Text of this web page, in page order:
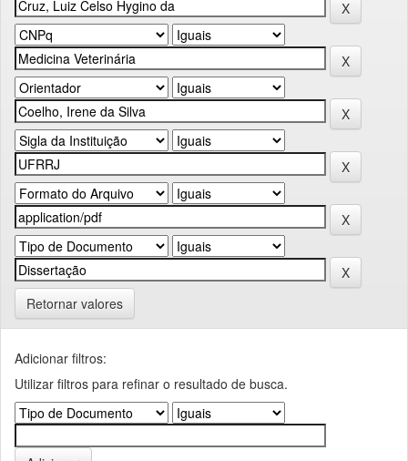
Retornar valores
Adicionar filtros:
Utilizar filtros para refinar o resultado de busca.